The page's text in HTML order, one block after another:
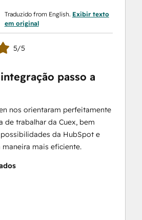
Traduzido from English. Exibir texto
em original
5/5
passo a
nos orientaram perfeitamente
de trabalhar da Cuex, bem
da HubSpot e
mais eficiente.